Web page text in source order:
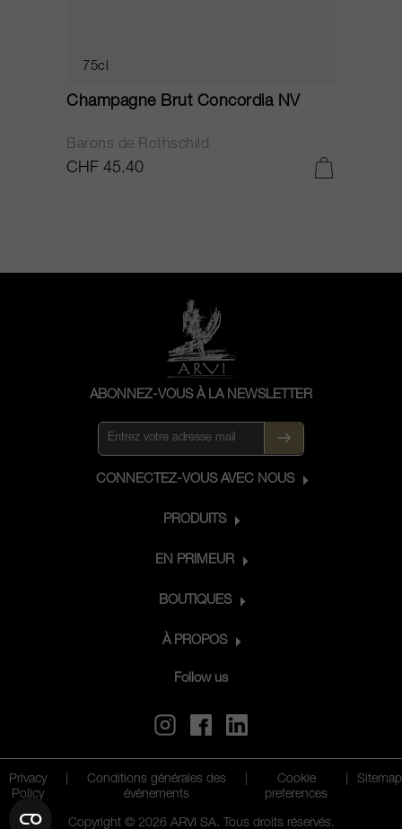
75cl
Champagne Brut Concordia NV
Barons de Rothschild
CHF 45.40
ABONNEZ-VOUS À LA NEWSLETTER
CONNECTEZ-VOUS AVEC NOUS
PRODUITS
EN PRIMEUR
BOUTIQUES
À PROPOS
Follow us
Privacy
Policy
Conditions générales des
événements
Cookie
preferences
Sitemap
Copyright © 2026 ARVI SA. Tous droits réservés.